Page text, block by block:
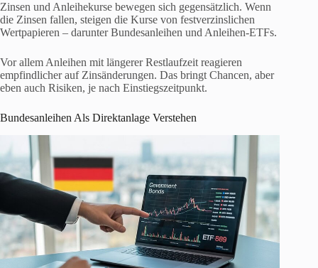
Zinsen und Anleihekurse bewegen sich gegensätzlich. Wenn
die Zinsen fallen, steigen die Kurse von festverzinslichen
Wertpapieren – darunter Bundesanleihen und Anleihen-ETFs.
Vor allem Anleihen mit längerer Restlaufzeit reagieren
empfindlicher auf Zinsänderungen. Das bringt Chancen, aber
eben auch Risiken, je nach Einstiegszeitpunkt.
Bundesanleihen Als Direktanlage Verstehen